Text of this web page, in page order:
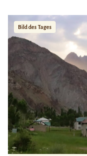
Bild des Tages